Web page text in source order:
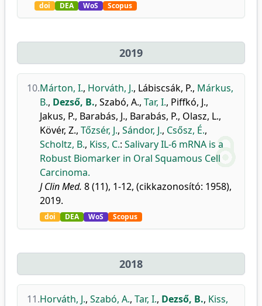
doi DEA WoS Scopus
2019
10.Márton, I., Horváth, J., Lábiscsák, P., Márkus,
B., Dezső, B., Szabó, A., Tar, I., Piffkó, J.,
Jakus, P., Barabás, J., Barabás, P., Olasz, L.,
Kövér, Z., Tőzsér, J., Sándor, J., Csősz, É.,
Scholtz, B., Kiss, C.: Salivary IL-6 mRNA is a
Robust Biomarker in Oral Squamous Cell
Carcinoma.
J Clin Med. 8 (11), 1-12, (cikkazonosító: 1958),
2019.
doi DEA WoS Scopus
2018
11.Horváth, J., Szabó, A., Tar, I., Dezső, B., Kiss,